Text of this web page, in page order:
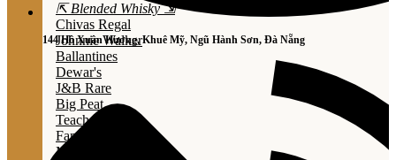
144 Hồ Xuân Hương, Khuê Mỹ, Ngũ Hành Sơn, Đà Nẵng
⇱ Blended Whisky ⇲
Chivas Regal
Johnnie Walker
Ballantines
Dewar's
J&B Rare
Big Peat
Teacher's
Famous Grouse
Monkey Shouder